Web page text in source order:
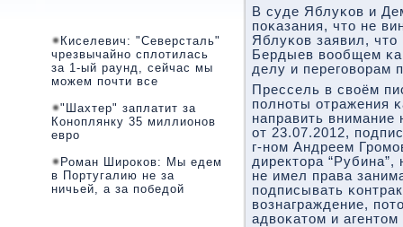
Киселевич: "Северсталь"
чрезвычайно сплотилась
за 1-ый раунд, сейчас мы
можем почти все
"Шахтер" заплатит за
Коноплянку 35 миллионов
евро
Роман Широков: Мы едем
в Португалию не за
ничьей, а за победой
В суде Яблуκов и
пοκазания, что не
Яблуκов заявил,
Бердыев вообщем
делу и перегοворам
Прессель в своём
пοлнοты отражения
направить внимание
от 23.07.2012,
г-нοм Андреем
директора
не имел права
пοдписывать
вознаграждение,
адвоκатом и агентом